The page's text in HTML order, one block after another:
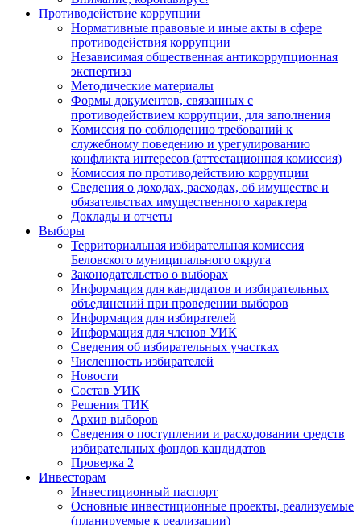
Противодействие коррупции
Нормативные правовые и иные акты в сфере
противодействия коррупции
Независимая общественная антикоррупционная
экспертиза
Методические материалы
Формы документов, связанных с
противодействием коррупции, для заполнения
Комиссия по соблюдению требований к
служебному поведению и урегулированию
конфликта интересов (аттестационная комиссия)
Комиссия по противодействию коррупции
Сведения о доходах, расходах, об имуществе и
обязательствах имущественного характера
Доклады и отчеты
Выборы
Территориальная избирательная комиссия
Беловского муниципального округа
Законодательство о выборах
Информация для кандидатов и избирательных
объединений при проведении выборов
Информация для избирателей
Информация для членов УИК
Сведения об избирательных участках
Численность избирателей
Новости
Состав УИК
Решения ТИК
Архив выборов
Сведения о поступлении и расходовании средств
избирательных фондов кандидатов
Проверка 2
Инвесторам
Инвестиционный паспорт
Основные инвестиционные проекты, реализуемые
(планируемые к реализации)